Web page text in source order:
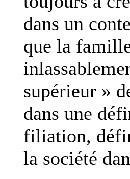
dans un
que la
supérieur »
dans une
filiation,
la société